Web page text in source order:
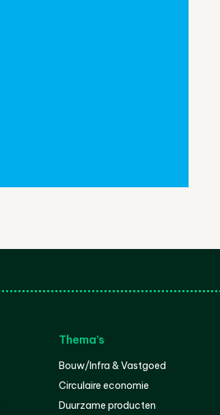
Thema’s
Bouw/Infra & Vastgoed
Circulaire economie
Duurzame producten